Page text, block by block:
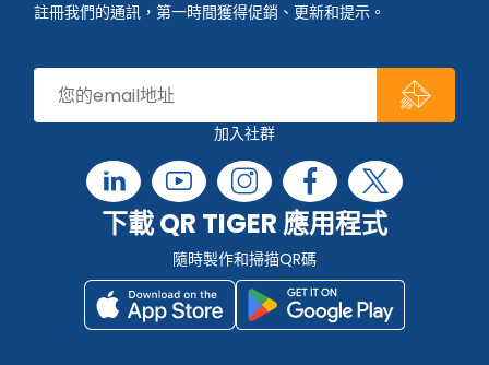
註冊我們的通訊，第一時間獲得促銷、更新和提示。
加入社群
下載 QR TIGER 應用程式
隨時製作和掃描QR碼